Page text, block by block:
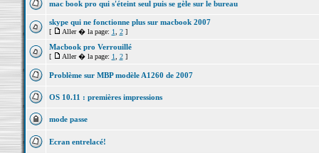
mac book pro qui s'éteint seul puis se gèle sur le bureau
skype qui ne fonctionne plus sur macbook 2007
[ Aller � la page: 1 2]
Macbook pro Verrouillé
[ Aller � la page: 1 2]
Problème sur MBP modèle A1260 de 2007
OS 10.11 : premières impressions
mode passe
Ecran entrelacé!